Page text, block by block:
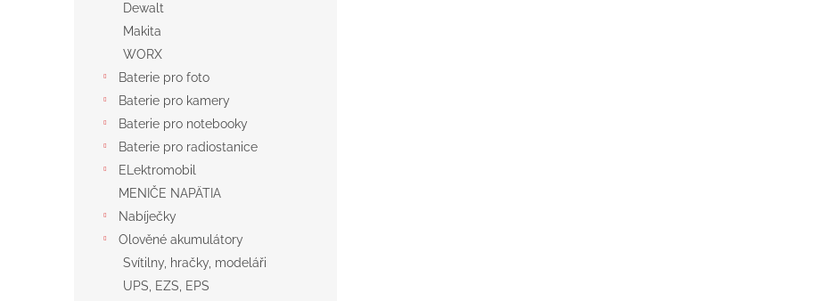
Dewalt
Makita
WORX
Baterie pro foto
Baterie pro kamery
Baterie pro notebooky
Baterie pro radiostanice
ELektromobil
MENIČE NAPÄTIA
Nabíječky
Olověné akumulátory
Svítilny, hračky, modeláři
UPS, EZS, EPS